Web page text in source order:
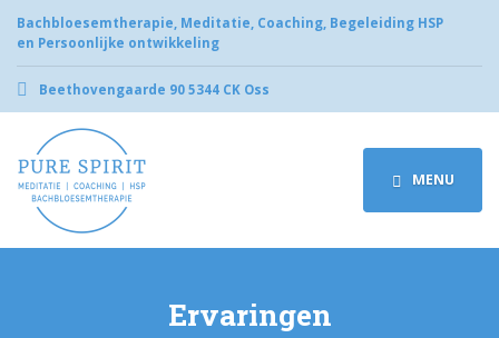
Bachbloesemtherapie, Meditatie, Coaching, Begeleiding HSP
en Persoonlijke ontwikkeling
Beethovengaarde 90 5344 CK Oss
MENU
Ervaringen